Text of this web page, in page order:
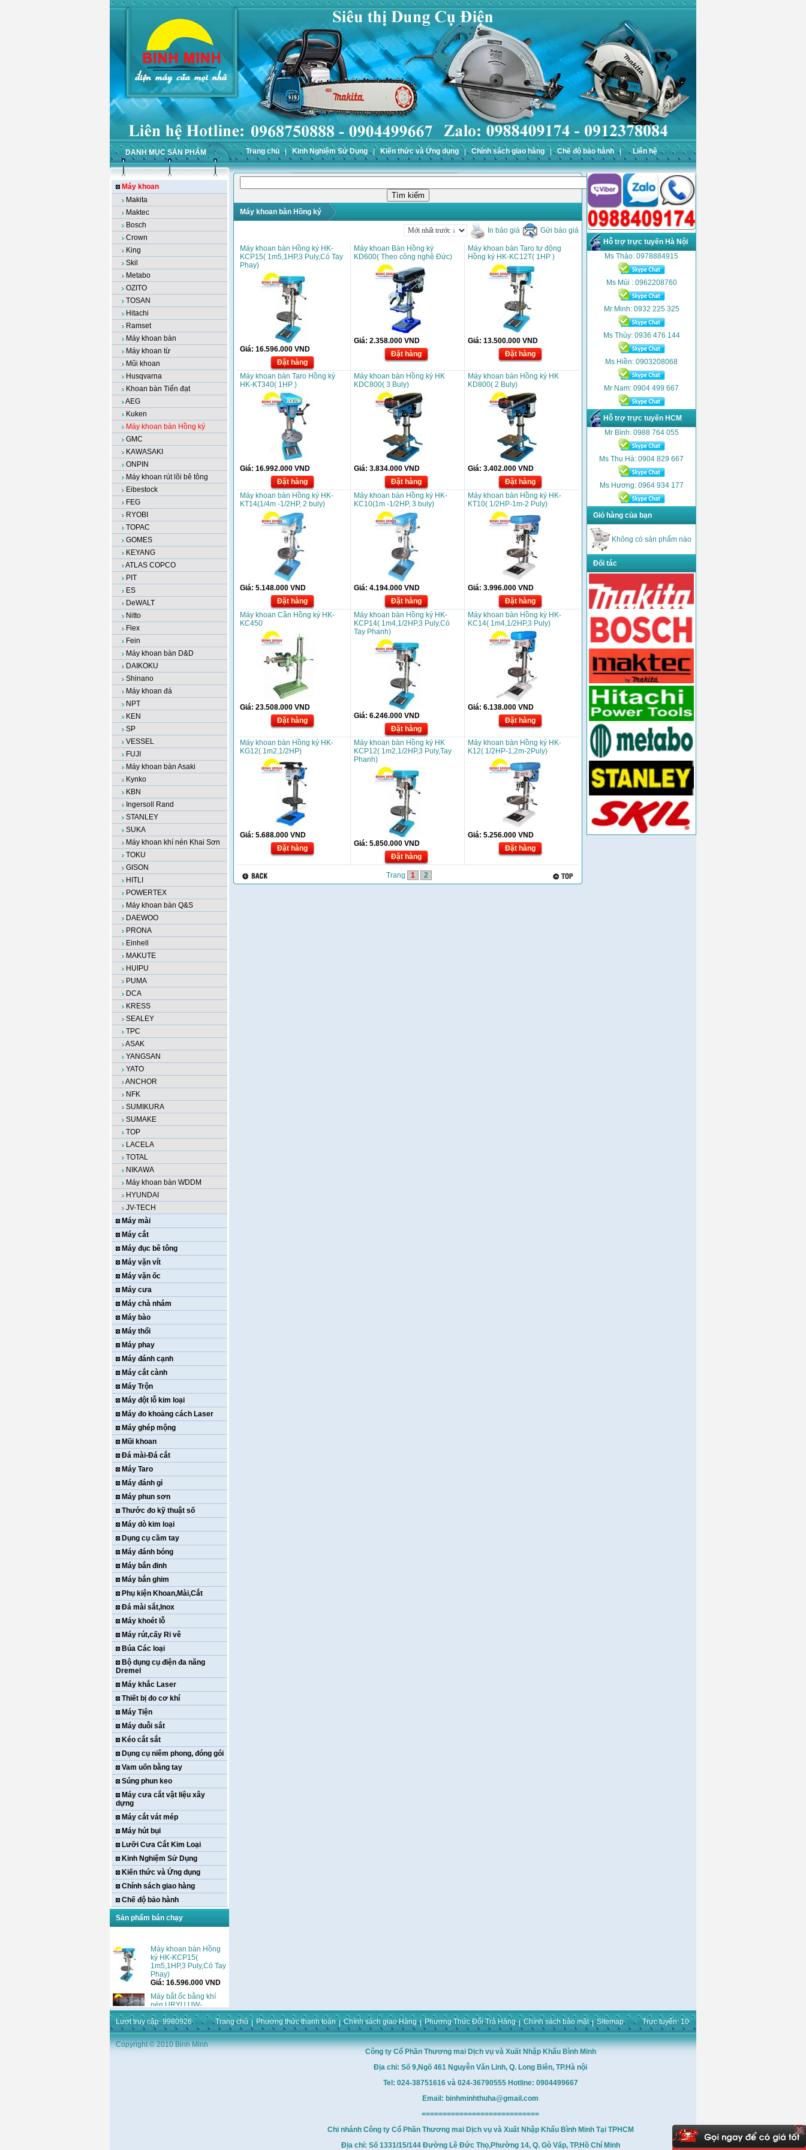
DANH MỤC SẢN PHẨM Trang chủ Kinh Nghiệm Sử Dụng Kiến thức và Ứng dụng Chính sách giao hàng Chế độ bảo hành Liên hệ
Máy khoan
Makita
Maktec
Bosch
Crown
King
Skil
Metabo
OZITO
TOSAN
Hitachi
Ramset
Máy khoan bàn
Máy khoan từ
Mũi khoan
Husqvarna
Khoan bàn Tiến đạt
AEG
Kuken
Máy khoan bàn Hồng ký
GMC
KAWASAKI
ONPIN
Máy khoan rút lõi bê tông
Eibestock
FEG
RYOBI
TOPAC
GOMES
KEYANG
ATLAS COPCO
PIT
ES
DeWALT
Nitto
Flex
Fein
Máy khoan bàn D&D
DAIKOKU
Shinano
Máy khoan đá
NPT
KEN
SP
VESSEL
FUJI
Máy khoan bàn Asaki
Kynko
KBN
Ingersoll Rand
STANLEY
SUKA
Máy khoan khí nén Khai Sơn
TOKU
GISON
HITLI
POWERTEX
Máy khoan bàn Q&S
DAEWOO
PRONA
Einhell
MAKUTE
HUIPU
PUMA
DCA
KRESS
SEALEY
TPC
ASAK
YANGSAN
YATO
ANCHOR
NFK
SUMIKURA
SUMAKE
TOP
LACELA
TOTAL
NIKAWA
Máy khoan bàn WDDM
HYUNDAI
JV-TECH
Máy mài
Máy cắt
Máy đục bê tông
Máy vặn vít
Máy vặn ốc
Máy cưa
Máy chà nhám
Máy bào
Máy thổi
Máy phay
Máy đánh cạnh
Máy cắt cành
Máy Trộn
Máy đột lỗ kim loại
Máy đo khoảng cách Laser
Máy ghép mộng
Mũi khoan
Đá mài-Đá cắt
Máy Taro
Máy đánh gỉ
Máy phun sơn
Thước đo kỹ thuật số
Máy dò kim loại
Dụng cụ cầm tay
Máy đánh bóng
Máy bắn đinh
Máy bắn ghim
Phụ kiện Khoan,Mài,Cắt
Đá mài sắt,Inox
Máy khoét lỗ
Máy rút,cấy Ri vê
Búa Các loại
Bộ dụng cụ điện đa năng
Dremel
Máy khắc Laser
Thiết bị đo cơ khí
Máy Tiện
Máy duỗi sắt
Kéo cắt sắt
Dụng cụ niêm phong, đóng gói
Vam uốn bằng tay
Súng phun keo
Máy cưa cắt vật liệu xây
dựng
Máy cắt vát mép
Máy hút bụi
Lưỡi Cưa Cắt Kim Loại
Kinh Nghiệm Sử Dụng
Kiến thức và Ứng dụng
Chính sách giao hàng
Chế độ bảo hành
Sản phẩm bán chạy
ký HK-KCP15(
1m5,1HP,3 Puly,Có Tay
Phay)
Giá:16.596.000
Máy bắt ốc bằng khí
nén URYU UW-
9SK(M10)
Giá:0VND
Máy duỗi sắt Hồng ký
HK–DSM114( 1HP,Ø8 -
Ø10)
Máy khoan bàn Hồng ký
In báo giá Gửi báo giá
Máy khoan bàn Hồng ký HK-
KCP15( 1m5,1HP,3 Puly,Có Tay
Phay)
Giá: 16.596.000 VND
Đặt hàng
Máy khoan Bàn Hồng ký
KD600( Theo công nghệ Đức)
Giá: 2.358.000 VND
Đặt hàng
Máy khoan bàn Taro tự động
Hồng ký HK-KC12T( 1HP )
Giá: 13.500.000 VND
Đặt hàng
Máy khoan bàn Taro Hồng ký
HK-KT340( 1HP )
Giá: 16.992.000 VND
Đặt hàng
Máy khoan bàn Hồng ký HK
KDC800( 3 Buly)
Giá: 3.834.000 VND
Đặt hàng
Máy khoan bàn Hồng ký HK
KD800( 2 Buly)
Giá: 3.402.000 VND
Đặt hàng
Máy khoan bàn Hồng ký HK-
KT14(1/4m -1/2HP, 2 buly)
Giá: 5.148.000 VND
Đặt hàng
Máy khoan bàn Hồng ký HK-
KC10(1m -1/2HP, 3 buly)
Giá: 4.194.000 VND
Đặt hàng
Máy khoan bàn Hồng ký HK-
KT10( 1/2HP-1m-2 Puly)
Giá: 3.996.000 VND
Đặt hàng
Máy khoan Cần Hồng ký HK-
KC450
Giá: 23.508.000 VND
Đặt hàng
Máy khoan bàn Hồng ký HK-
KCP14( 1m4,1/2HP,3 Puly,Có
Tay Phanh)
Giá: 6.246.000 VND
Đặt hàng
Máy khoan bàn Hồng ký HK-
KC14( 1m4,1/2HP,3 Puly)
Giá: 6.138.000 VND
Đặt hàng
Máy khoan bàn Hồng ký HK-
KG12( 1m2,1/2HP)
Giá: 5.688.000 VND
Đặt hàng
Máy khoan bàn Hồng ký HK
KCP12( 1m2,1/2HP,3 Puly,Tay
Phanh)
Giá: 5.850.000 VND
Đặt hàng
Máy khoan bàn Hồng ký HK-
K12( 1/2HP-1,2m-2Puly)
Giá: 5.256.000 VND
Đặt hàng
Trang 1 2
Hỗ trợ trực tuyến Hà Nội
Ms Thảo: 0978884915
Ms Mùi : 0962208760
Mr Minh: 0932 225 325
Ms Thủy: 0936 476 144
Ms Hiền: 0903208068
Mr Nam: 0904 499 667
Hỗ trợ trực tuyến HCM
Mr Bình: 0988 764 055
Ms Thu Hà: 0904 829 667
Ms Hương: 0964 934 177
Giỏ hàng của bạn
Không có sản phẩm nào
Đối tác
Lượt truy cập: 9980926 Trang chủ Phương thức thanh toán Chính sách giao Hàng Phương Thức Đổi Trả Hàng Chính sách bảo mật Sitemap Trực tuyến: 10
Copyright © 2010 Binh Minh
Công ty Cổ Phần Thương mai Dịch vụ và Xuất Nhập Khẩu Bình Minh
Địa chỉ: Số 9,Ngõ 461 Nguyễn Văn Linh, Q. Long Biên, TP.Hà nội
Tel: 024-38751616 và 024-36790555 Hotline: 0904499667
Email: binhminhthuha@gmail.com
============================
Chi nhánh Công ty Cổ Phần Thương mai Dịch vụ và Xuất Nhập Khẩu Bình Minh Tại TPHCM
Địa chỉ: Số 1331/15/144 Đường Lê Đức Thọ,Phường 14, Q. Gò Vấp, TP.Hồ Chí Minh